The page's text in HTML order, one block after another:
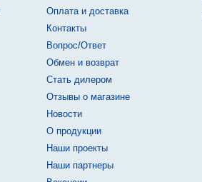
Оплата и доставка
Контакты
Вопрос/Ответ
Обмен и возврат
Стать дилером
Отзывы о магазине
Новости
О продукции
Наши проекты
Наши партнеры